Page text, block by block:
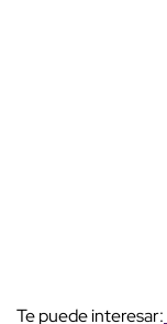
Te puede interesar: